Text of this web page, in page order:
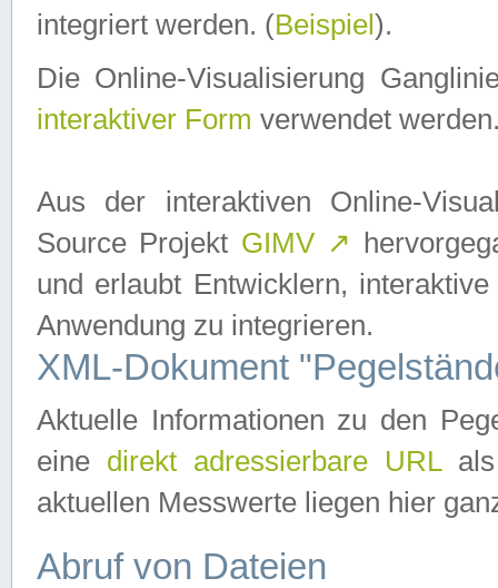
integriert werden. (Beispiel ).
Die Online-Visualisierung
interaktiver Form verwendet
Aus der interaktiven Online-
Source Projekt GIMV ↗
und erlaubt Entwicklern,
Anwendung zu integrieren.
XML-Dokument
Aktuelle Informationen zu den
eine direkt adressierbare URLals
aktuellen Messwerte liegen hier
Abruf von Dateien